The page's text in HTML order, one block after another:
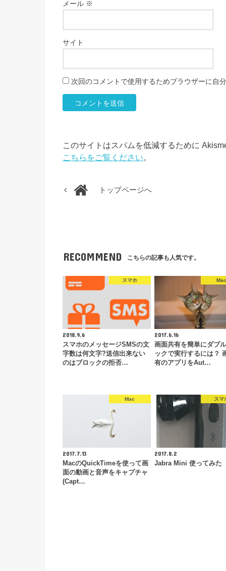
メール ※
サイト
次回のコメントで使用するためブラウザーに自
このサイトはスパムを低減するために
こちらをご覧ください。
トップページへ
RECOMMEND こちらの記事も人気です。
スマホ
2018.9.6
スマホのメッセージSMSの文
字数は何文字?送信出来ない
のはブロックの拒否…
2017.6.16
画面共有を簡単にダブ
ックで実行するには？
有のアプリをAut…
Mac
2017.7.13
MacのQuickTimeを使って画
面の動画と音声をキャプチャ
(Capt…
スマ
2017.8.2
Jabra Mini 使ってみた